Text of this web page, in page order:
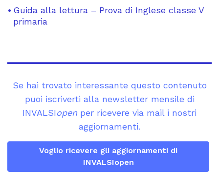
Guida alla lettura – Prova di Inglese classe V
primaria
Se hai trovato interessante questo contenuto
puoi iscriverti alla newsletter mensile di
INVALSIopen per ricevere via mail i nostri
aggiornamenti.
Voglio ricevere gli aggiornamenti di
INVALSIopen